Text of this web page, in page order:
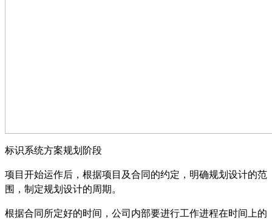
标识系统方案规划阶段
项目开始运作后，根据项目及合同的约定，明确规划设计的范
围，制定规划设计的周期。
根据合同所定好的时间，公司内部要进行工作进程在时间上的